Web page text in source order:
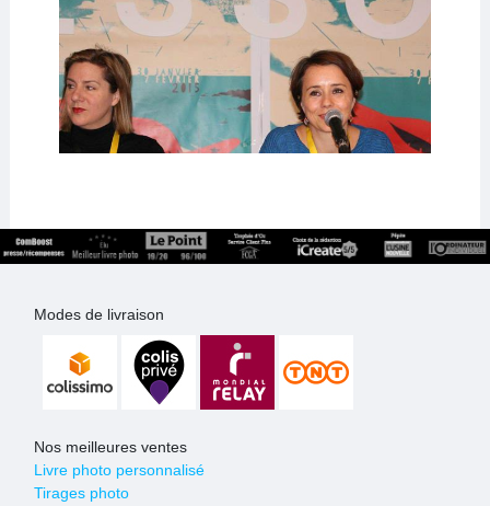
Modes de livraison
Nos meilleures ventes
Livre photo personnalisé
Tirages photo